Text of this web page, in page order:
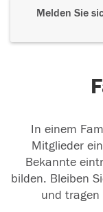
Melden Sie
In einem
Mitglieder
Bekannte
bilden. Bleiben
und tragen